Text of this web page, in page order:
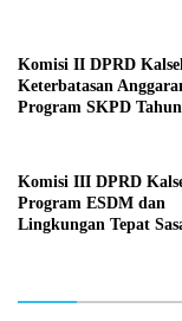
Komisi II DPRD
Keterbatasan
Program SKPD
Komisi III DPRD
Program ESDM dan
Lingkungan Tepat